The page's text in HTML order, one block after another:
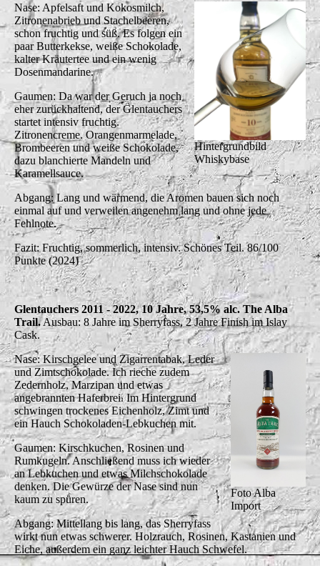
Hintergrundbild
Whiskybase
Nase: Apfelsaft und Kokosmilch,
Zitronenabrieb und Stachelbeeren,
schon fruchtig und süß. Es folgen ein
paar Butterkekse, weiße Schokolade,
kalter Kräutertee und ein wenig
Dosenmandarine.
Gaumen: Da war der Geruch ja noch
eher zurückhaltend, der Glentauchers
startet intensiv fruchtig.
Zitronencreme. Orangenmarmelade,
Brombeeren und weiße Schokolade,
dazu blanchierte Mandeln und
Karamellsauce.
Abgang: Lang und wärmend, die Aromen bauen sich noch
einmal auf und verweilen angenehm lang und ohne jede
Fehlnote.
Fazit: Fruchtig, sommerlich, intensiv. Schönes Teil. 86/100
Punkte (2024)
Glentauchers 2011 - 2022, 10 Jahre, 53,5% alc. The Alba
Trail.Ausbau: 8 Jahre im Sherryfass, 2 Jahre Finish im Islay
Cask.
Foto Alba
Import
Nase: Kirschgelee und Zigarrentabak, Leder
und Zimtschokolade. Ich rieche zudem
Zedernholz, Marzipan und etwas
angebrannten Haferbrei. Im Hintergrund
schwingen trockenes Eichenholz, Zimt und
ein Hauch Schokoladen-Lebkuchen mit.
Gaumen: Kirschkuchen, Rosinen und
Rumkugeln. Anschließend muss ich wieder
an Lebkuchen und etwas Milchschokolade
denken. Die Gewürze der Nase sind nun
kaum zu spüren.
Abgang: Mittellang bis lang, das Sherryfass
wirkt nun etwas schwerer. Holzrauch, Rosinen, Kastanien und
Eiche, außerdem ein ganz leichter Hauch Schwefel.